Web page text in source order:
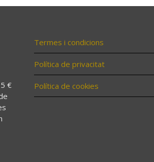
€
Termes i condicions
Política de privacitat
Política de cookies